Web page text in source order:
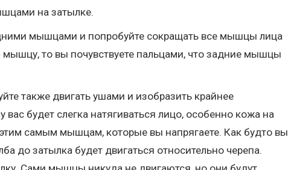
на затылке.
мышцами и попробуйте сокращать все мышцы лица
то вы почувствуете пальцами, что задние мышцы
также двигать ушами и изобразить крайнее
будет слегка натягиваться лицо, особенно кожа на
самым мышцам, которые вы напрягаете. Как будто вы
до затылка будет двигаться относительно черепа.